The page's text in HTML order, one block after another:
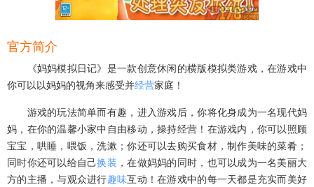
官方简介
《妈妈模拟日记》是一款创意休闲的横版模拟类游戏，在游戏中
你可以以妈妈的视角来感受并经营家庭！
游戏的玩法简单而有趣，进入游戏后，你将化身成为一名现代妈
妈，在你的温馨小家中自由移动，操持经营！在游戏内，你可以照顾
宝宝，哄睡，喂饭，洗漱；你还可以去购买食材，制作美味的菜肴；
同时你还可以给自己换装 ，在做妈妈的同时，也可以成为一名美丽大
方的主播，与观众进行趣味互动！在游戏中的每一天都是充实而美好